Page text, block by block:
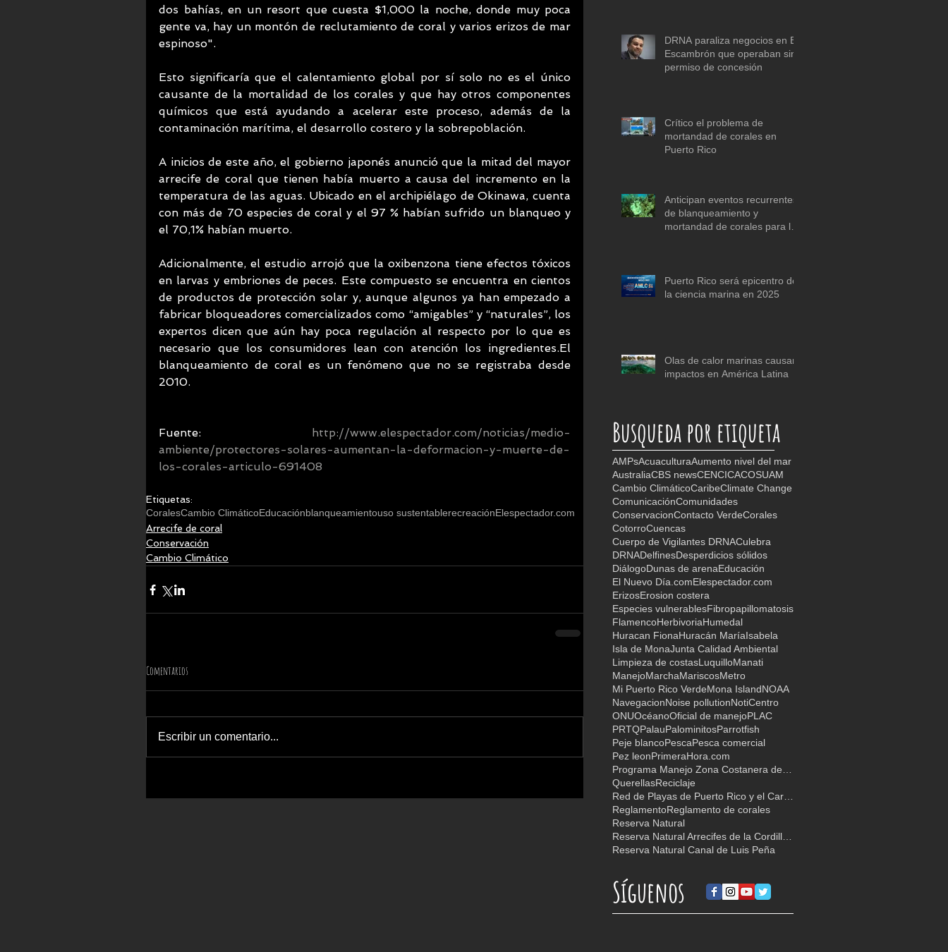
dos bahías, en un resort que cuesta $1,000 la noche, donde muy poca
gente va, hay un montón de reclutamiento de coral y varios erizos de mar
espinoso".
Esto significaría que el calentamiento global por sí solo no es el único
causante de la mortalidad de los corales y que hay otros componentes
químicos que está ayudando a acelerar este proceso, además de la
contaminación marítima, el desarrollo costero y la sobrepoblación.
A inicios de este año, el gobierno japonés anunció que la mitad del mayor
arrecife de coral que tienen había muerto a causa del incremento en la
temperatura de las aguas. Ubicado en el archipiélago de Okinawa, cuenta
con más de 70 especies de coral y el 97 % habían sufrido un blanqueo y
el 70,1% habían muerto.
Adicionalmente, el estudio arrojó que la oxibenzona tiene efectos tóxicos
en larvas y embriones de peces. Este compuesto se encuentra en cientos
de productos de protección solar y, aunque algunos ya han empezado a
fabricar bloqueadores comercializados como “amigables” y “naturales”, los
expertos dicen que aún hay poca regulación al respecto por lo que es
necesario que los consumidores lean con atención los ingredientes.El
blanqueamiento de coral es un fenómeno que no se registraba desde
2010.
Fuente: http://www.elespectador.com/noticias/medio-
ambiente/protectores-solares-aumentan-la-deformacion-y-muerte-de-
los-corales-articulo-691408
Etiquetas:
CoralesCambio ClimáticoEducaciónblanqueamientouso sustentablerecreaciónElespectador.com
Arrecife de coral
Conservación
Cambio Climático
Comentarios
Escribir un comentario...
DRNA paraliza negocios en El
Escambrón que operaban sin
permiso de concesión
Crítico el problema de
mortandad de corales en
Puerto Rico
Anticipan eventos recurrentes
de blanqueamiento y
mortandad de corales para la
Puerto Rico será epicentro de
la ciencia marina en 2025
Olas de calor marinas causan
impactos en América Latina
Busqueda por etiqueta
AMPsAcuaculturaAumento nivel del mar
AustraliaCBS newsCENCICACOSUAM
Cambio ClimáticoCaribeClimate Change
ComunicaciónComunidades
ConservacionContacto VerdeCorales
CotorroCuencas
Cuerpo de Vigilantes DRNACulebra
DRNADelfinesDesperdicios sólidos
DiálogoDunas de arenaEducación
El Nuevo Día.comElespectador.com
ErizosErosion costera
Especies vulnerablesFibropapillomatosis
FlamencoHerbivoriaHumedal
Huracan FionaHuracán MaríaIsabela
Isla de MonaJunta Calidad Ambiental
Limpieza de costasLuquilloManati
ManejoMarchaMariscosMetro
Mi Puerto Rico VerdeMona IslandNOAA
NavegacionNoise pollutionNotiCentro
ONUOcéanoOficial de manejoPLAC
PRTQPalauPalominitosParrotfish
Peje blancoPescaPesca comercial
Pez leonPrimeraHora.com
QuerellasReciclaje
ReglamentoReglamento de corales
Reserva Natural
Reserva Natural Canal de Luis Peña
Síguenos